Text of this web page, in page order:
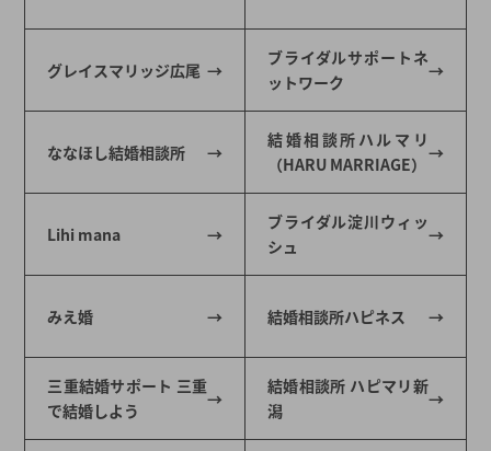
グレイスマリッジ広尾
ブライダルサポートネ
ットワーク
ななほし結婚相談所
結婚相談所ハルマリ
（HARU MARRIAGE）
Lihi mana
ブライダル淀川ウィッ
シュ
みえ婚 結婚相談所ハピネス
三重結婚サポート 三重
で結婚しよう
結婚相談所 ハピマリ新
潟